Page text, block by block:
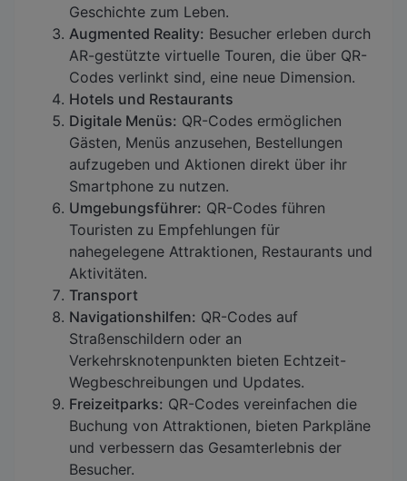
Geschichte zum Leben.
Augmented Reality: Besucher erleben durch
AR-gestützte virtuelle Touren, die über QR-
Codes verlinkt sind, eine neue Dimension.
Hotels und Restaurants
Digitale Menüs: QR-Codes ermöglichen
Gästen, Menüs anzusehen, Bestellungen
aufzugeben und Aktionen direkt über ihr
Smartphone zu nutzen.
Umgebungsführer: QR-Codes führen
Touristen zu Empfehlungen für
nahegelegene Attraktionen, Restaurants und
Aktivitäten.
Transport
Navigationshilfen: QR-Codes auf
Straßenschildern oder an
Verkehrsknotenpunkten bieten Echtzeit-
Wegbeschreibungen und Updates.
Freizeitparks: QR-Codes vereinfachen die
Buchung von Attraktionen, bieten Parkpläne
und verbessern das Gesamterlebnis der
Besucher.